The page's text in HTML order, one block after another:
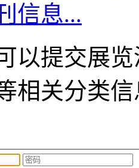
信息...
以提交展
相关分类